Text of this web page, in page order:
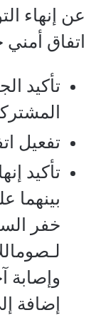
عن إنهاء
اتفاق
تأكيد
تفعيل
تأكيد
بينهما
خفر
وإصابة
إضافة